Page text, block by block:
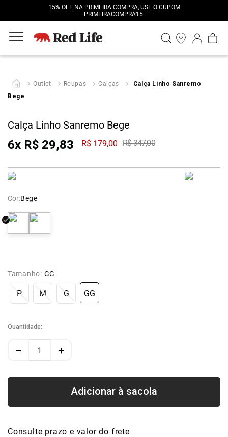
15% OFF NA PRIMEIRA COMPRA, USE O CUPOM
PRIMEIRACOMPRA15.
Outlet Roupas Calças
Calça Linho Sanremo
Bege
Calça Linho Sanremo Bege
6x R$ 29,83 R$ 179,00 R$347,00
Cor:Bege
Tamanho: GG
P M G GG
Quantidade
＋
－
Consulte prazo e valor do frete